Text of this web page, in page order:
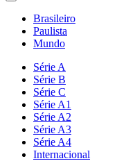
Brasileiro
Paulista
Mundo
Série A
Série B
Série C
Série A1
Série A2
Série A3
Série A4
Internacional